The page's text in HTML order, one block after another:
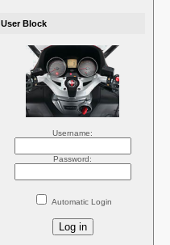
User Block
Username:
Password:
Automatic Login